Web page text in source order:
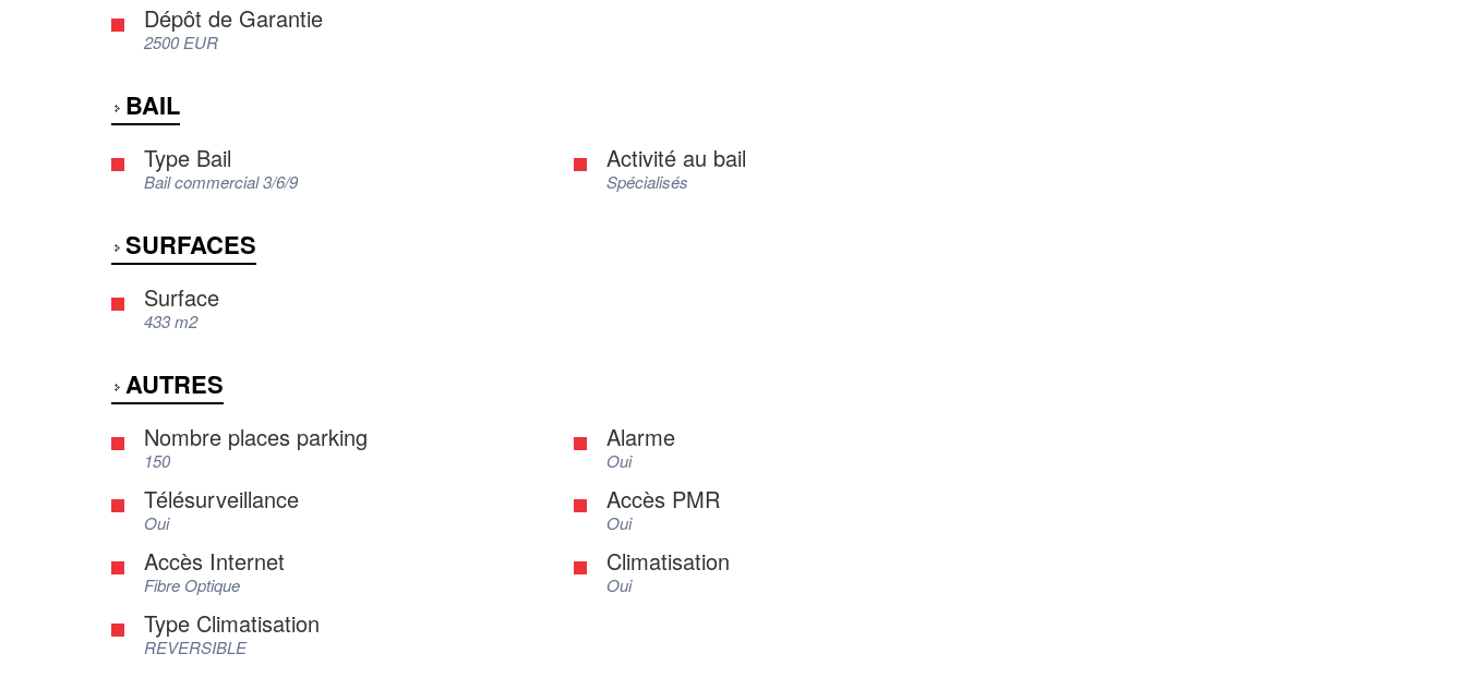
Dépôt de Garantie
2500 EUR
BAIL
Type Bail
Bail commercial 3/6/9
Activité au bail
Spécialisés
SURFACES
Surface
433 m2
AUTRES
Nombre places parking
150
Alarme
Oui
Télésurveillance
Oui
Accès PMR
Oui
Accès Internet
Fibre Optique
Climatisation
Oui
Type Climatisation
REVERSIBLE